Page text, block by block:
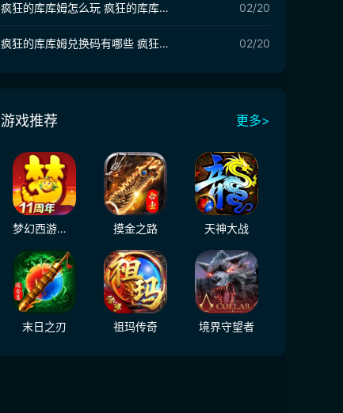
疯狂的库库姆怎么玩 疯狂的库库姆好玩吗 02/20
疯狂的库库姆兑换码有哪些​ ​疯狂的库库姆最新兑换码大全 02/20
游戏推荐 更多>
梦幻西游（大陆服） 摸金之路 天神大战
末日之刃 祖玛传奇 境界守望者